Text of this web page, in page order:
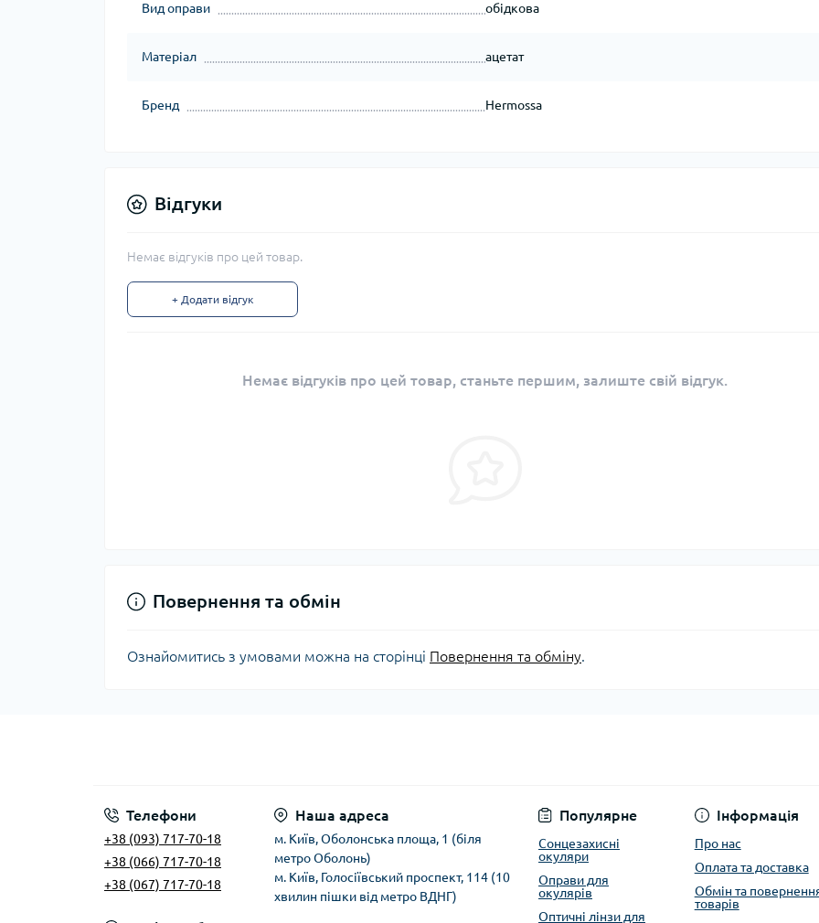
Вид оправи обідкова
Матеріал ацетат
Бренд Hermossa
Відгуки
Немає відгуків про цей товар.
+ Додати відгук
Немає відгуків про цей товар, станьте першим, залиште свій відгук.
Повернення та обмін
Ознайомитись з умовами можна на сторінці Повернення та обміну.
Телефони
+38 (093) 717-70-18
+38 (066) 717-70-18
+38 (067) 717-70-18
Наша адреса
м. Київ, Оболонська площа, 1 (біля
метро Оболонь)
м. Київ, Голосіївський проспект, 114 (10
хвилин пішки від метро ВДНГ)
Популярне
Сонцезахисні
окуляри
Оправи для
окулярів
Оптичні лінзи для
Інформація
Про нас
Оплата та доставка
Обмін та
товарів